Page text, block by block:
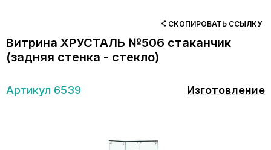
СКОПИРОВАТЬ ССЫЛКУ
Витрина ХРУСТАЛЬ №506 стаканчик
(задняя стенка - стекло)
Артикул 6539 Изготовление